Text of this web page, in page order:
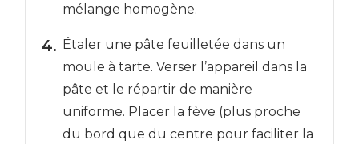
mélange homogène.
Étaler une pâte feuilletée dans un
moule à tarte. Verser l’appareil dans la
pâte et le répartir de manière
uniforme. Placer la fève (plus proche
du bord que du centre pour faciliter la